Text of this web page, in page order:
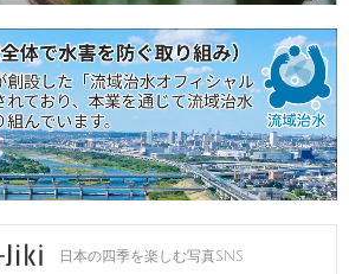
日本の四季を楽しむ写真SNS